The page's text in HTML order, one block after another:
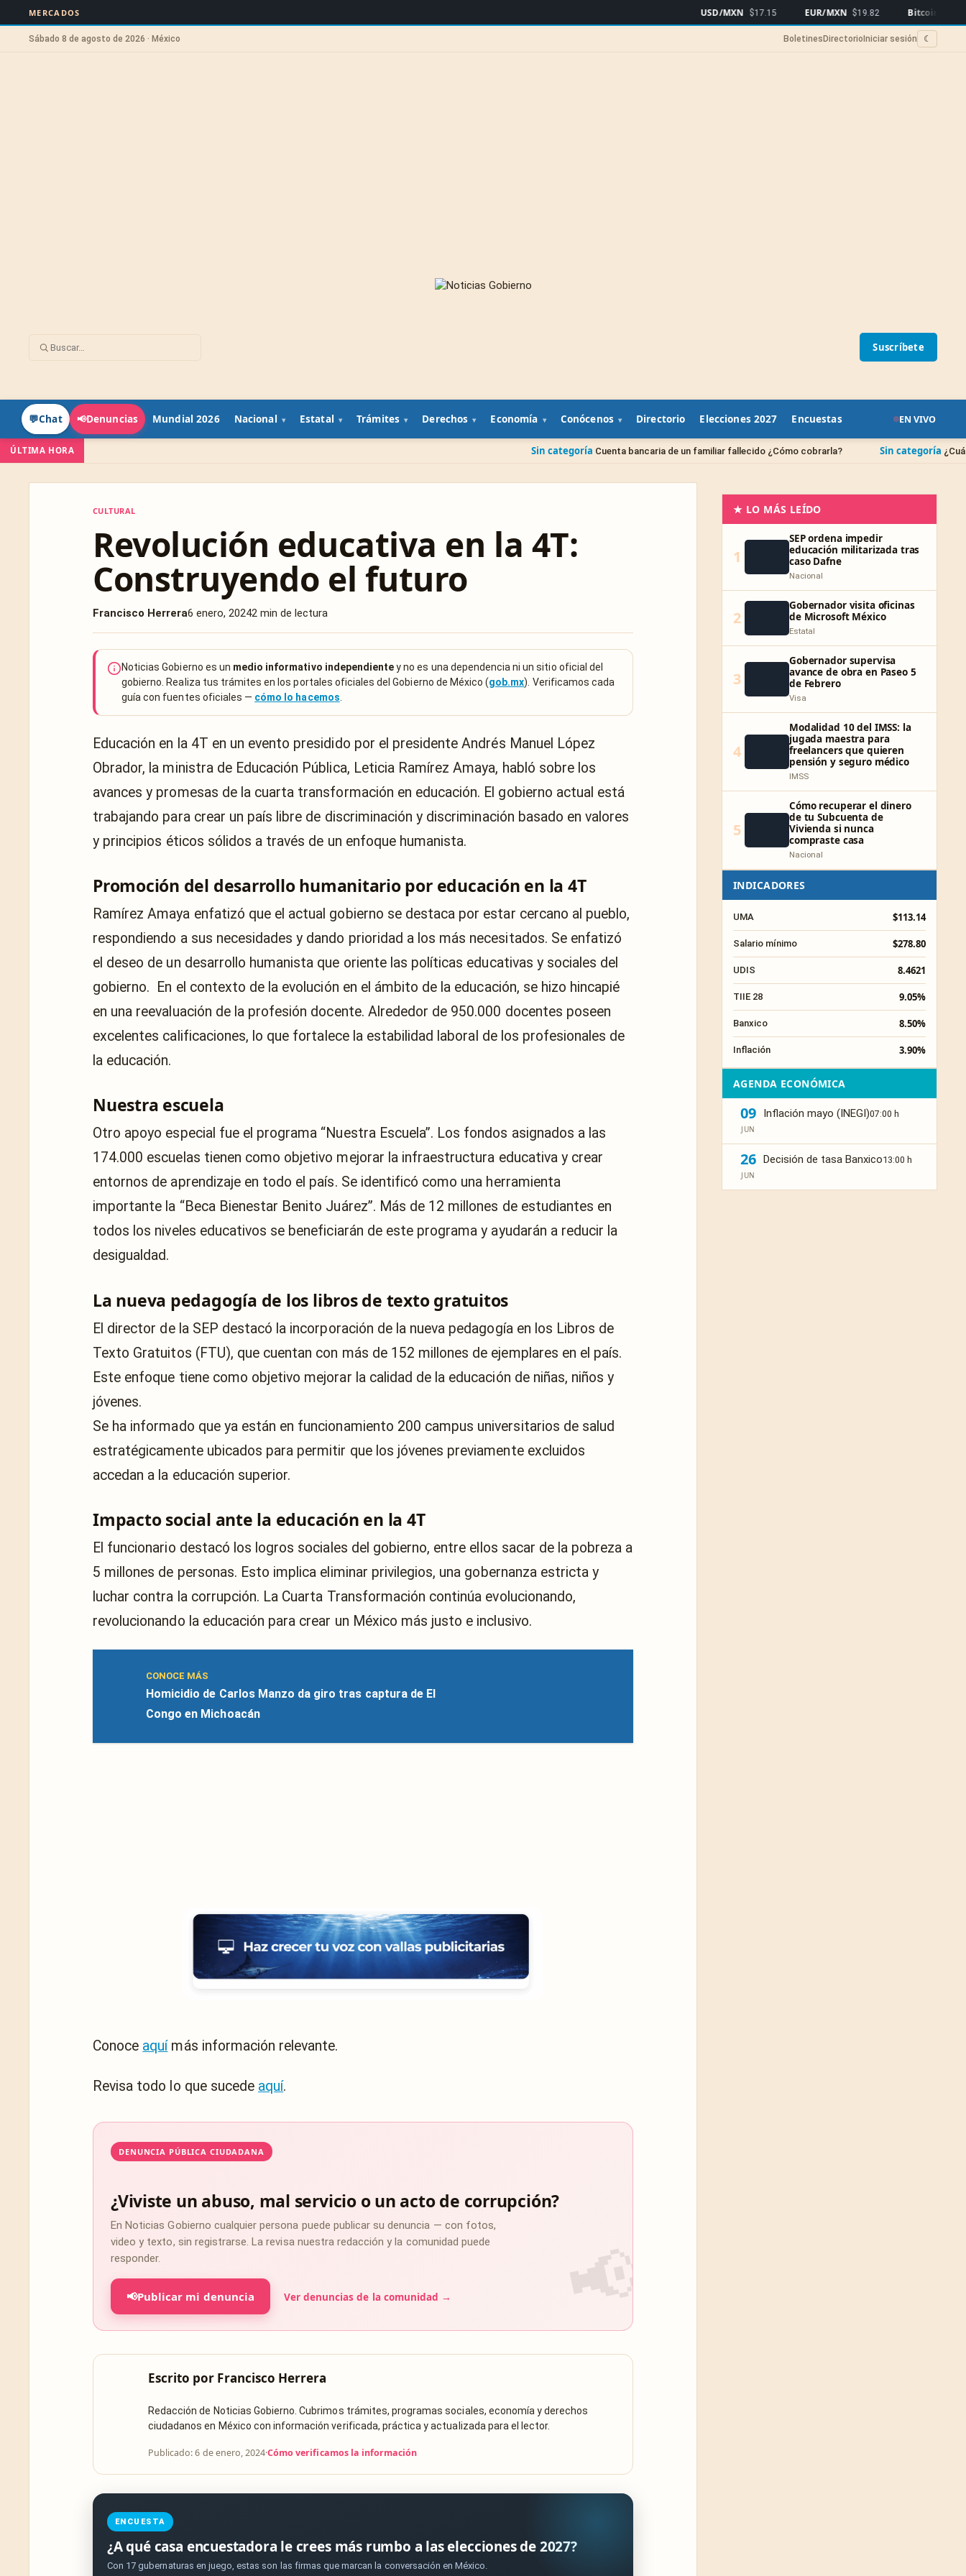
MERCADOS USD/MXN $17.15 EUR/MXN $19.82 Bitcoin $64,969
Sábado 8 de agosto de 2026 · México Boletines Directorio Iniciar sesión ☾
Suscríbete
💬Chat 📢Denuncias Mundial 2026 Nacional Estatal Trámites Derechos Economía Conócenos Directorio Elecciones 2027 Encuestas EN VIVO
ÚLTIMA HORA Cuenta bancaria de un familiar fallecido ¿Cómo cobrarla? Sin categoría ¿Cuándo se borran
CULTURAL
Revolución educativa en la 4T:
Construyendo el futuro
Francisco Herrera6 enero, 20242 min de lectura
Noticias Gobierno es un medio informativo independientey no es una dependencia ni un sitio oficial del
gobierno. Realiza tus trámites en los portales oficiales del Gobierno de México (gob.mx). Verificamos cada
guía con fuentes oficiales — cómo lo hacemos
Educación en la 4T en un evento presidido por el presidente Andrés Manuel López
Obrador, la ministra de Educación Pública, Leticia Ramírez Amaya, habló sobre los
avances y promesas de la cuarta transformación en educación. El gobierno actual está
trabajando para crear un país libre de discriminación y discriminación basado en valores
y principios éticos sólidos a través de un enfoque humanista.
Promoción del desarrollo humanitario por educación en la 4T
Ramírez Amaya enfatizó que el actual gobierno se destaca por estar cercano al pueblo,
respondiendo a sus necesidades y dando prioridad a los más necesitados. Se enfatizó
el deseo de un desarrollo humanista que oriente las políticas educativas y sociales del
gobierno. En el contexto de la evolución en el ámbito de la educación, se hizo hincapié
en una reevaluación de la profesión docente. Alrededor de 950.000 docentes poseen
excelentes calificaciones, lo que fortalece la estabilidad laboral de los profesionales de
la educación.
Nuestra escuela
Otro apoyo especial fue el programa “Nuestra Escuela”. Los fondos asignados a las
174.000 escuelas tienen como objetivo mejorar la infraestructura educativa y crear
entornos de aprendizaje en todo el país. Se identificó como una herramienta
importante la “Beca Bienestar Benito Juárez”. Más de 12 millones de estudiantes en
todos los niveles educativos se beneficiarán de este programa y ayudarán a reducir la
desigualdad.
La nueva pedagogía de los libros de texto gratuitos
El director de la SEP destacó la incorporación de la nueva pedagogía en los Libros de
Texto Gratuitos (FTU), que cuentan con más de 152 millones de ejemplares en el país.
Este enfoque tiene como objetivo mejorar la calidad de la educación de niñas, niños y
jóvenes.
Se ha informado que ya están en funcionamiento 200 campus universitarios de salud
estratégicamente ubicados para permitir que los jóvenes previamente excluidos
accedan a la educación superior.
Impacto social ante la educación en la 4T
El funcionario destacó los logros sociales del gobierno, entre ellos sacar de la pobreza a
5 millones de personas. Esto implica eliminar privilegios, una gobernanza estricta y
luchar contra la corrupción. La Cuarta Transformación continúa evolucionando,
revolucionando la educación para crear un México más justo e inclusivo.
CONOCE MÁS
Homicidio de Carlos Manzo da giro tras captura de El
Congo en Michoacán
Conoce aquímás información relevante.
Revisa todo lo que sucede aquí.
DENUNCIA PÚBLICA CIUDADANA
¿Viviste un abuso, mal servicio o un acto de corrupción?
En Noticias Gobierno cualquier persona puede publicar su denuncia — con fotos,
video y texto, sin registrarse. La revisa nuestra redacción y la comunidad puede
responder.
📢Publicar mi denuncia Ver denuncias de la comunidad →
Escrito por Francisco Herrera
Redacción de Noticias Gobierno. Cubrimos trámites, programas sociales, economía y derechos
ciudadanos en México con información verificada, práctica y actualizada para el lector.
Publicado: 6 de enero, 2024·Cómo verificamos la información
ENCUESTA
¿A qué casa encuestadora le crees más rumbo a las elecciones de 2027?
Con 17 gubernaturas en juego, estas son las firmas que marcan la conversación en México.
★ LO MÁS LEÍDO
1
SEP ordena impedir
educación militarizada tras
caso Dafne
Nacional
2
Gobernador visita oficinas
de Microsoft México
Estatal
3
Gobernador supervisa
avance de obra en Paseo 5
de Febrero
Visa
4
Modalidad 10 del IMSS: la
jugada maestra para
freelancers que quieren
pensión y seguro médico
IMSS
5
Cómo recuperar el dinero
de tu Subcuenta de
Vivienda si nunca
compraste casa
Nacional
INDICADORES
UMA $113.14
Salario mínimo $278.80
UDIS 8.4621
TIIE 28 9.05%
Banxico 8.50%
Inflación 3.90%
AGENDA ECONÓMICA
09
JUN
Inflación mayo (INEGI)07:00 h
26
JUN
Decisión de tasa Banxico13:00 h